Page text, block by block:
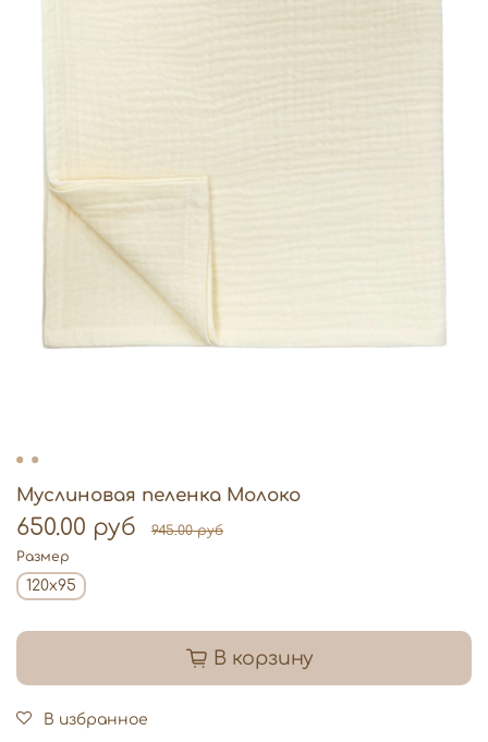
Муслиновая пеленка Молоко
650.00 руб
945.00 руб
Размер
120х95
В корзину
В избранное